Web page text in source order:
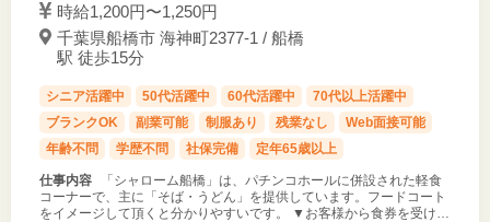
時給1,200円〜1,250円
千葉県船橋市 海神町2377-1 / 船橋
駅 徒歩15分
シニア活躍中 50代活躍中 60代活躍中
70代以上活躍中
ブランクOK
副業可能 制服あり 残業なし
Web面接可能
年齢不問
学歴不問 社保完備 定年65歳以上
仕事内容
「シャローム船橋」は、パチンコホールに併設された軽食
コーナーで、主に「そば・うどん」を提供しています。フードコート
をイメージして頂くと分かりやすいです。 ▼お客様から食券を受け取